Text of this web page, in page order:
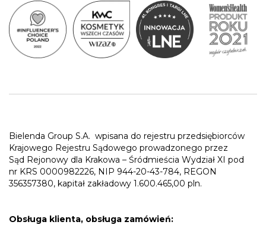
Bielenda Group S.A. wpisana do rejestru przedsiębiorców
Krajowego Rejestru Sądowego prowadzonego przez
Sąd Rejonowy dla Krakowa – Śródmieścia Wydział XI pod
nr KRS 0000982226, NIP 944-20-43-784, REGON
356357380, kapitał zakładowy 1.600.465,00 pln.
Obsługa klienta, obsługa zamówień: